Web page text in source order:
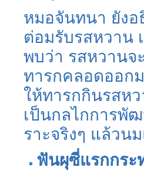
หมอจันทนา ยัง
ต่อมรับรสหวาน
พบว่า รสหวาน
ทารกคลอดออก
ให้ทารกกินรสห
เป็นกลไกการพั
ราะจริงๆ แล้วน
ฟันผุซี่แรกกระ